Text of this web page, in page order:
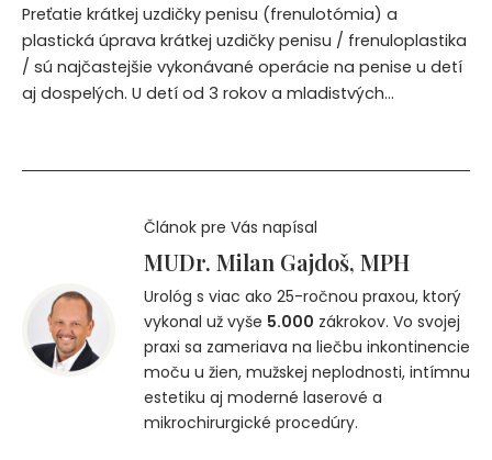
Preťatie krátkej uzdičky penisu (frenulotómia) a
plastická úprava krátkej uzdičky penisu / frenuloplastika
/ sú najčastejšie vykonávané operácie na penise u detí
aj dospelých. U detí od 3 rokov a mladistvých…
Článok pre Vás napísal
MUDr. Milan Gajdoš, MPH
Urológ s viac ako 25-ročnou praxou, ktorý
vykonal už vyše 5.000 zákrokov. Vo svojej
praxi sa zameriava na liečbu inkontinencie
moču u žien, mužskej neplodnosti, intímnu
estetiku aj moderné laserové a
mikrochirurgické procedúry.